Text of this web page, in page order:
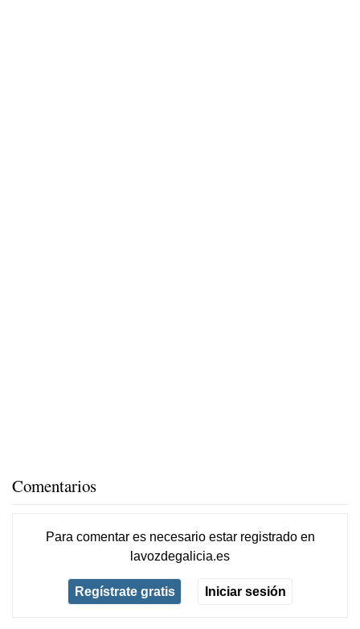
Comentarios
Para comentar es necesario estar registradoen
lavozdegalicia.es
Regístrate gratis Iniciar sesión